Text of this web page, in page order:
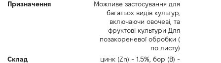
Призначення
Можливе застосування для
багатьох видів культур,
включаючи овочеві, та
фруктові культури Для
позакореневої обробки (
по листу)
Склад
цинк (Zn) - 1.5%, бор (B) -